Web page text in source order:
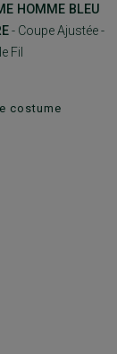
HOMME BLEU
- Coupe Ajustée -
Fil
costume